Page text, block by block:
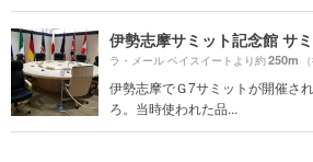
伊勢志摩サミット記念館 サ
ラ・メール ベイスイートより約250m
伊勢志摩でＧ7サミットが開催さ
ろ。当時使われた品...